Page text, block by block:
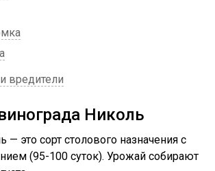
вредители
Николь
— это сорт столового назначения с
(95-100 суток). Урожай собирают